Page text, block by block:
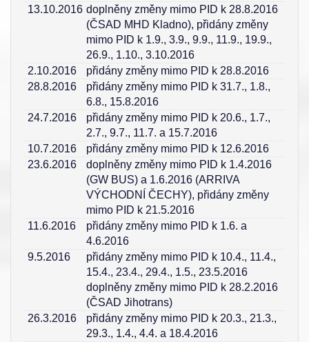
13.10.2016 doplněny změny mimo PID k 28.8.2016
(ČSAD MHD Kladno), přidány změny
mimo PID k 1.9., 3.9., 9.9., 11.9., 19.9.,
26.9., 1.10., 3.10.2016
2.10.2016
přidány změny mimo PID k 28.8.2016
28.8.2016
přidány změny mimo PID k 31.7., 1.8.,
6.8., 15.8.2016
24.7.2016
přidány změny mimo PID k 20.6., 1.7.,
2.7., 9.7., 11.7. a 15.7.2016
10.7.2016
přidány změny mimo PID k 12.6.2016
23.6.2016
doplněny změny mimo PID k 1.4.2016
(GW BUS) a 1.6.2016 (ARRIVA
VÝCHODNÍ ČECHY), přidány změny
mimo PID k 21.5.2016
11.6.2016
přidány změny mimo PID k 1.6. a
4.6.2016
9.5.2016
přidány změny mimo PID k 10.4., 11.4.,
15.4., 23.4., 29.4., 1.5., 23.5.2016
doplněny změny mimo PID k 28.2.2016
(ČSAD Jihotrans)
26.3.2016
přidány změny mimo PID k 20.3., 21.3.,
29.3., 1.4., 4.4. a 18.4.2016